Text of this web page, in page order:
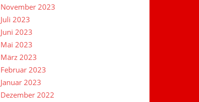
November 2023
Juli 2023
Juni 2023
Mai 2023
März 2023
Februar 2023
Januar 2023
Dezember 2022